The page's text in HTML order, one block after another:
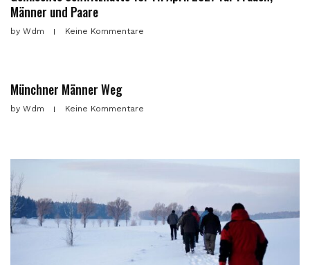
Männer und Paare
by Wdm Keine Kommentare
Münchner Männer Weg
by Wdm Keine Kommentare